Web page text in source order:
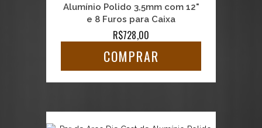
Alumínio Polido 3,5mm com 12"
e 8 Furos para Caixa
R$728,00
COMPRAR